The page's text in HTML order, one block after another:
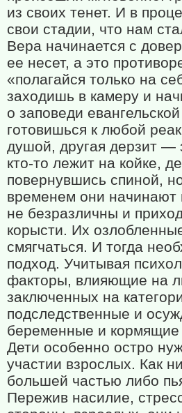
из своих тенет. И в
свои стадии, что нам
Вера начинается с
ее несет, а это
«полагайся только на
заходишь в камеру и
о заповеди
готовишься к любой
душой, другая дерзит —
кто-то лежит на койке,
повернувшись спиной,
временем они начинают
не безразличны и
корысти. Их
смягчаться. И тогда
подход. Учитывая
факторы, влияющие на
заключенных на
подследственные и
беременные и кормящие
Дети особенно остро
участии взрослых. Как
большей частью либо
Пережив насилие,